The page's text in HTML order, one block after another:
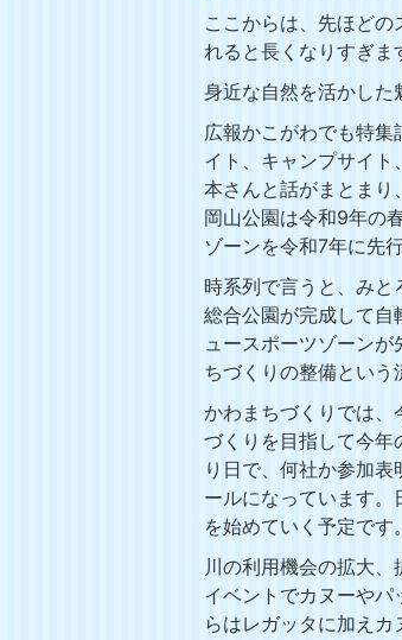
ここからは、先ほど
れると長くなりすぎま
身近な自然を活かした
広報かこがわでも特
イト、キャンプサイ
本さんと話がまとまり
岡山公園は令和9年の
ゾーンを令和7年に先
時系列で言うと、み
総合公園が完成して自
ュースポーツゾーン
ちづくりの整備という
かわまちづくりでは、
づくりを目指して今年
り日で、何社か参加
ールになっています
を始めていく予定です。
川の利用機会の拡大
イベントでカヌーや
らはレガッタに加えカ